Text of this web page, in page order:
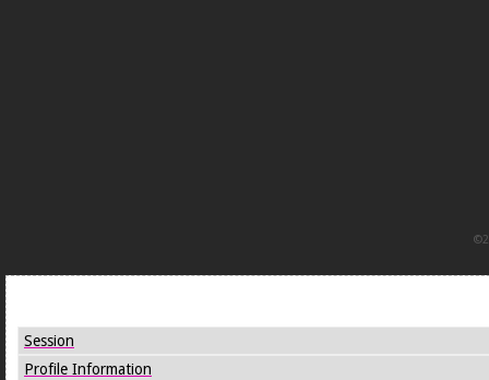
Session
Profile Information